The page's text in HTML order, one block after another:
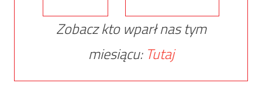
Zobacz kto wparł nas tym
miesiącu: Tutaj